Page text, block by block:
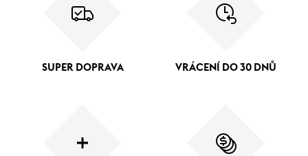
SUPER DOPRAVA VRÁCENÍ DO 30 DNŮ